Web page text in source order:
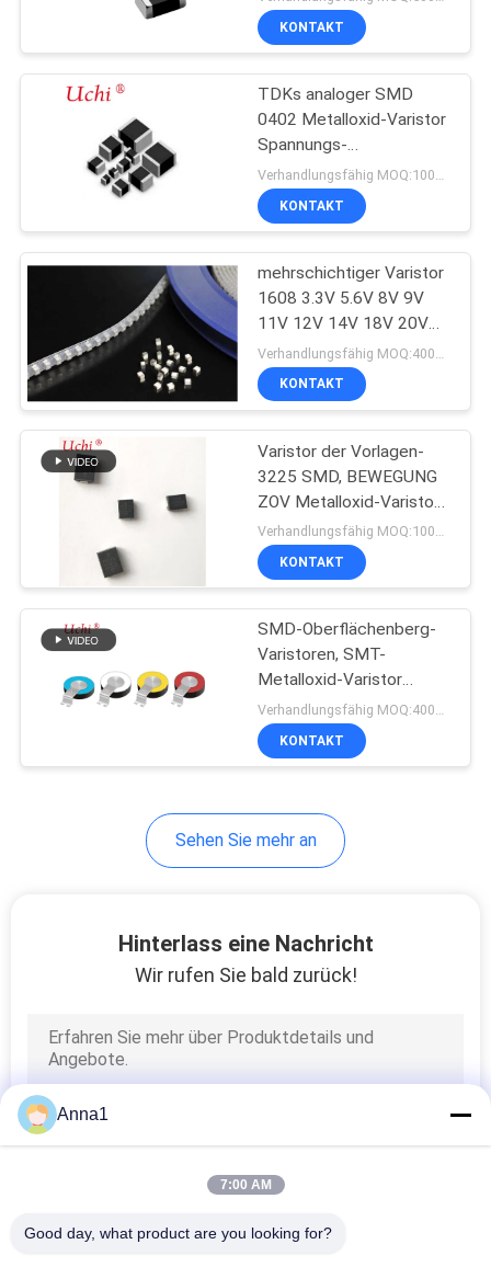
PRIVACY
POLICY
NTC-
Temperaturfühler
145
Ptc-Thermistor
31
Rückstellbare
Sicherung PPTC
Thermische
Selbstblatt-
Sicherung
BEWEGUNGEN Chip-
SMD
KONTAKT
TDKs analoger SMD
0402 Metalloxid-Varistor
Spannungs-
Überspannungsschutz
KONTAKT
mehrschichtiger Varistor
1608 3.3V 5.6V 8V 9V
11V 12V 14V 18V 20V
0603 Varistor-/SMD
KONTAKT
Varistor der Vorlagen-
3225 SMD, BEWEGUNG
ZOV Metalloxid-Varistor
3225K201 21S
Verhandlungsfähig MOQ:1000PCS
KONTAKT
SMD-Oberflächenberg-
Varistoren, SMT-
Metalloxid-Varistor
BEWEGUNGEN MOVS
Verhandlungsfähig MOQ:4000PCS/
KONTAKT
Sehen Sie mehr an
Hinterlass eine Nachricht
Wir rufen Sie bald zurück!
Anna1
7:00 AM
Good day, what product are you looking for?